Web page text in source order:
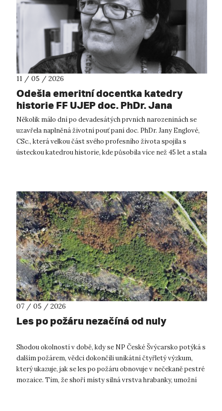
11 / 05 / 2026
Odešla emeritní docentka katedry
historie FF UJEP doc. PhDr. Jana
Englová, CSc. (* 30. 4. 1935 – † 4. 5.
2026)
Několik málo dní po devadesátých prvních narozeninách se
uzavřela naplněná životní pouť paní doc. PhDr. Jany Englové,
CSc., která velkou část svého profesního života spojila s
ústeckou katedrou historie, kde působila více než 45 let a stala
07 / 05 / 2026
Les po požáru nezačíná od nuly
Shodou okolností v době, kdy se NP České Švýcarsko potýká s
dalším požárem, vědci dokončili unikátní čtyřletý výzkum,
který ukazuje, jak se les po požáru obnovuje v nečekaně pestré
mozaice. Tím, že shoří místy silná vrstva hrabanky, umožní